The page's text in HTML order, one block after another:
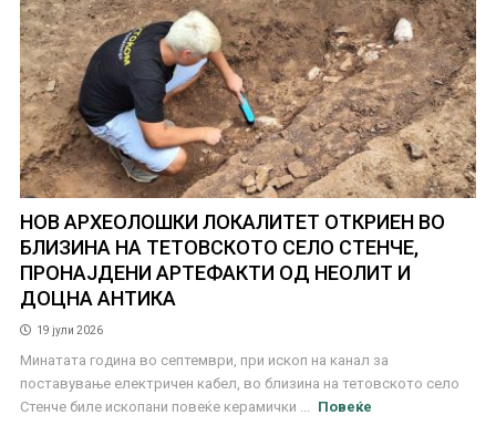
НОВ АРХЕОЛОШКИ ЛОКАЛИТЕТ ОТКРИЕН ВО
БЛИЗИНА НА ТЕТОВСКОТО СЕЛО СТЕНЧЕ,
ПРОНАЈДЕНИ АРТЕФАКТИ ОД НЕОЛИТ И
ДОЦНА АНТИКА
19 јули 2026
Минатата година во септември, при ископ на канал за
поставување електричен кабел, во близина на тетовското село
Стенче биле ископани повеќе керамички ...
Повеќе